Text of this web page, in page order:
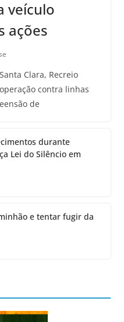
veículo
ações
Clara, Recreio
contra linhas
de
durante
Lei do Silêncio em
e tentar fugir da